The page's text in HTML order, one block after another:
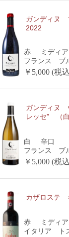
ガンディヌ
2022
赤
ミディ
フランス ブ
￥5,000 (税
ガンディヌ
レッセ” （
白
辛口
フランス ブ
￥5,000 (税
カザロステ
赤
ミディ
イタリア ト